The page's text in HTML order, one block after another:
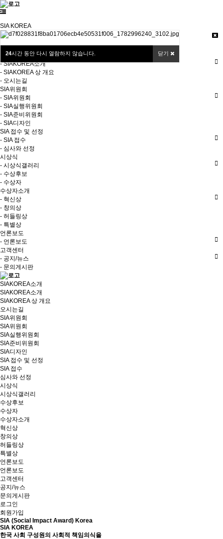
24시간 동안 다시 열람하지 않습니다. 닫기
SIA KOREA
로그인 회원가입
SIAKOREA소개
- SIAKOREA소개
- SIAKOREA 상 개요
- 오시는길
SIA위원회
- SIA위원회
- SIA실행위원회
- SIA준비위원회
- SIA디자인
SIA 접수 및 선정
- SIA 접수
- 심사와 선정
시상식
- 시상식갤러리
- 수상후보
- 수상자
수상자소개
- 혁신상
- 창의상
- 허들링상
- 특별상
언론보도
- 언론보도
고객센터
- 공지/뉴스
- 문의게시판
SIAKOREA소개
SIAKOREA소개
SIAKOREA 상 개요
오시는길
SIA위원회
SIA위원회
SIA실행위원회
SIA준비위원회
SIA디자인
SIA 접수 및 선정
SIA 접수
심사와 선정
시상식
시상식갤러리
수상후보
수상자
수상자소개
혁신상
창의상
허들링상
특별상
언론보도
언론보도
고객센터
공지/뉴스
문의게시판
로그인
회원가입
SIA (Social Impact Award) Korea
SIA KOREA
한국 사회 구성원의 사회적 책임의식을